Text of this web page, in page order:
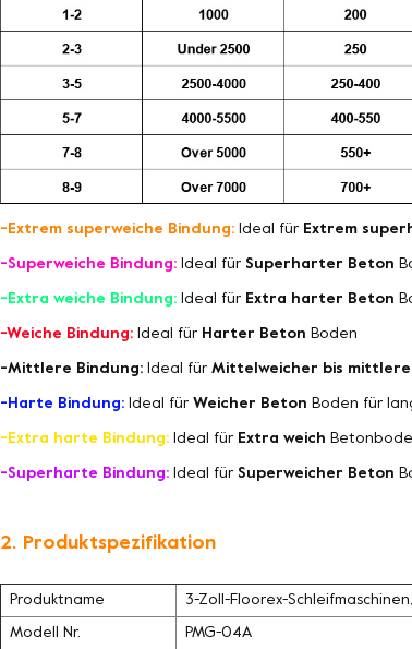
-Extrem superweiche Bindung: Ideal für Extrem
-Superweiche Bindung: Ideal für Superharter Beton
-Extra weiche Bindung: Ideal für Extra harter Beton
-Weiche Bindung: Ideal für Harter Beton Boden
-Mittlere Bindung: Ideal für Mittelweicher bis
-Harte Bindung: Ideal für Weicher Beton Boden für
-Extra harte Bindung: Ideal für Extra weich
-Superharte Bindung: Ideal für Superweicher Beton
2. Produktspezifikation
Produktname 3-Zoll-Floorex-
Modell Nr. PMG-04A